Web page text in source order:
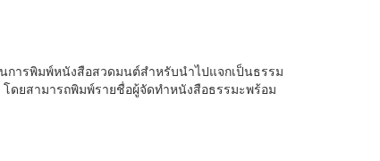
การพิมพ์หนังสือสวดมนต์สำหรับนำไปแจกเป็นธรรม
ดยสามารถพิมพ์รายชื่อผู้จัดทำหนังสือธรรมะพร้อม